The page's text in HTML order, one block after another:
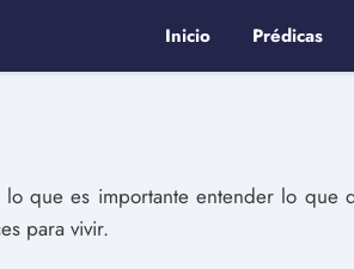
Inicio Prédicas
que es importante entender lo que
para vivir.